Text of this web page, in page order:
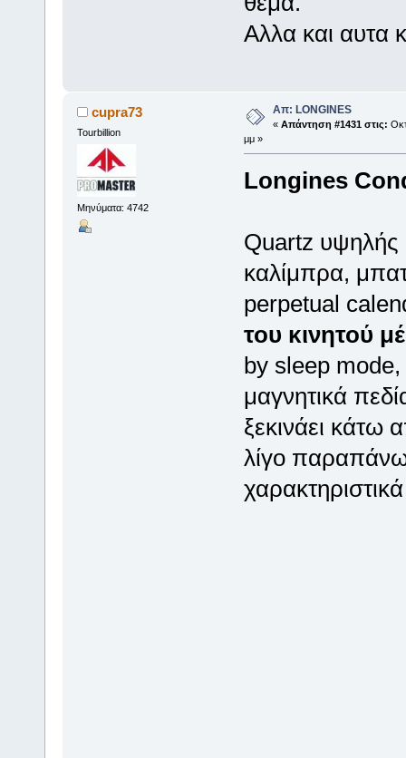
Αλλα και αυτα
cupra73
Tourbillion
Μηνύματα: 4742
Απ: LONGINES
« Απάντηση #1431 στις:
μμ »
Longines
Quartz υψηλής
καλίμπρα,
perpetual
του κινητού
by sleep
μαγνητικά
ξεκινάει κάτω
λίγο παραπάνω